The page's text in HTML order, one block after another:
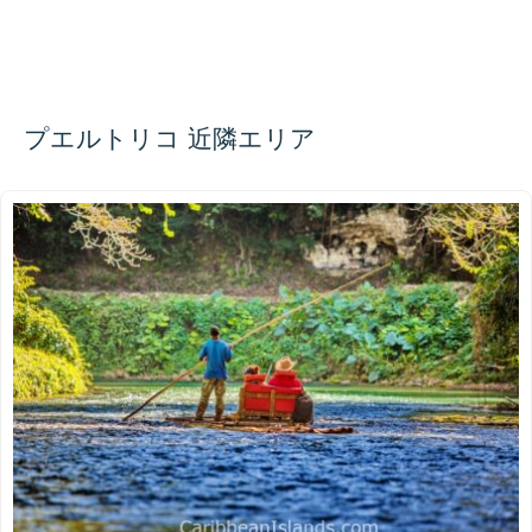
プエルトリコ 近隣エリア